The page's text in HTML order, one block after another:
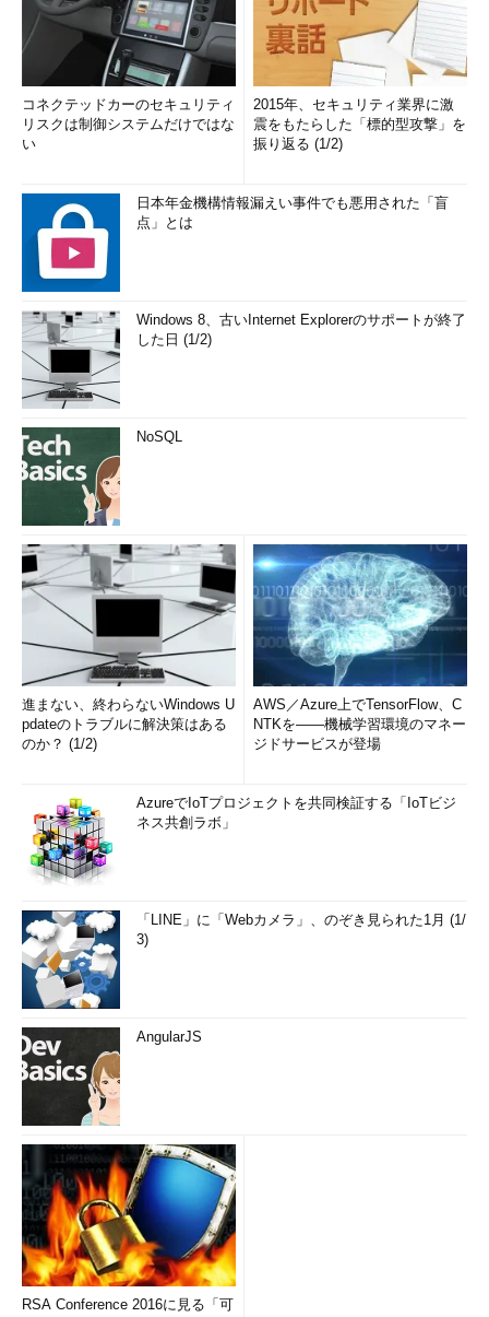
コネクテッドカーのセキュリティ
リスクは制御システムだけではな
い
2015年、セキュリティ業界に激
震をもたらした「標的型攻撃」を
振り返る (1/2)
日本年金機構情報漏えい事件でも悪用された「盲
点」とは
Windows 8、古いInternet Explorerのサポートが終了
した日 (1/2)
NoSQL
進まない、終わらないWindows U
pdateのトラブルに解決策はある
のか？ (1/2)
AWS／Azure上でTensorFlow、C
NTKを――機械学習環境のマネー
ジドサービスが登場
AzureでIoTプロジェクトを共同検証する「IoTビジ
ネス共創ラボ」
「LINE」に「Webカメラ」、のぞき見られた1月 (1/
3)
AngularJS
RSA Conference 2016に見る「可